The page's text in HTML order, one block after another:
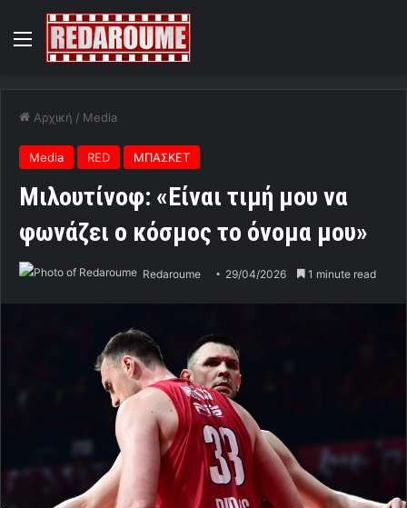
Menu
Αρχική / Media
Media RED ΜΠΑΣΚΕΤ
Μιλουτίνοφ: «Είναι τιμή μου να
φωνάζει ο κόσμος το όνομα μου»
Redaroume 29/04/2026 1 minute read